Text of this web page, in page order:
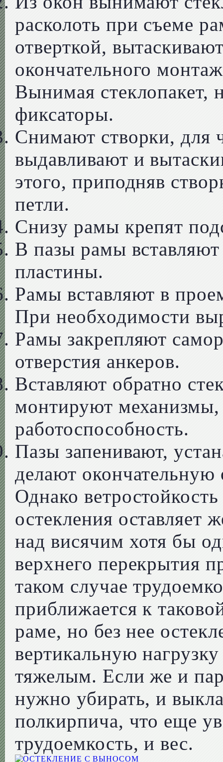
расколоть при съеме
отверткой,
окончательного
Вынимая стеклопакет,
фиксаторы.
Снимают створки, для
выдавливают и
этого, приподняв
петли.
Снизу рамы крепят
В пазы рамы
пластины.
Рамы вставляют в
При необходимости
Рамы закрепляют
отверстия анкеров.
Вставляют обратно
монтируют
работоспособность.
Пазы запенивают,
делают окончательную
Однако
остекления оставляет
над висячим хотя бы
верхнего перекрытия
таком случае
приближается к
раме, но без нее
вертикальную
тяжелым. Если же и
нужно убирать, и
полкирпича, что еще
трудоемкость, и вес.